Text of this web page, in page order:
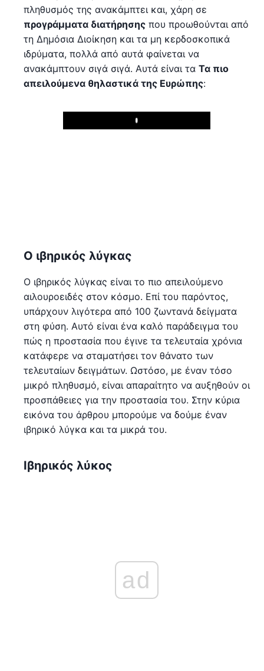
πληθυσμός της ανακάμπτει και, χάρη σε
προγράμματα διατήρησης που προωθούνται από
τη Δημόσια Διοίκηση και τα μη κερδοσκοπικά
ιδρύματα, πολλά από αυτά φαίνεται να
ανακάμπτουν σιγά σιγά. Αυτά είναι τα Τα πιο
απειλούμενα θηλαστικά της Ευρώπης:
Play
Ο ιβηρικός λύγκας
Ο ιβηρικός λύγκας είναι το πιο απειλούμενο
αιλουροειδές στον κόσμο. Επί του παρόντος,
υπάρχουν λιγότερα από 100 ζωντανά δείγματα
στη φύση. Αυτό είναι ένα καλό παράδειγμα του
πώς η προστασία που έγινε τα τελευταία χρόνια
κατάφερε να σταματήσει τον θάνατο των
τελευταίων δειγμάτων. Ωστόσο, με έναν τόσο
μικρό πληθυσμό, είναι απαραίτητο να αυξηθούν οι
προσπάθειες για την προστασία του. Στην κύρια
εικόνα του άρθρου μπορούμε να δούμε έναν
ιβηρικό λύγκα και τα μικρά του.
Ιβηρικός λύκος
ad